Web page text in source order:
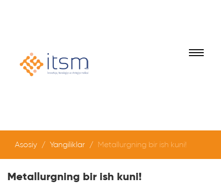
Asosiy Yangiliklar Metallurgning bir ish kuni!
Metallurgning bir ish kuni!